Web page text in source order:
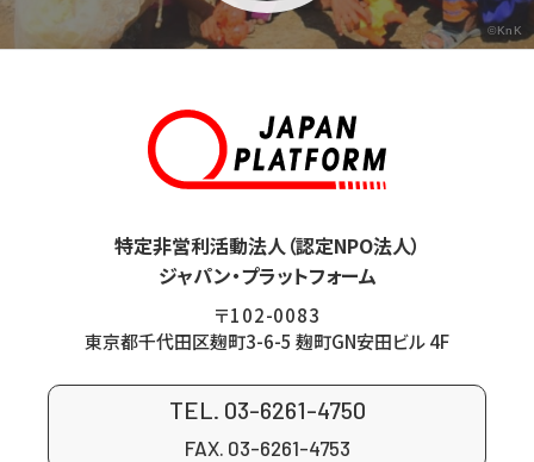
©KnK
特定非営利活動法人（認定NPO法人）
ジャパン・プラットフォーム
〒102-0083
東京都千代田区麹町3-6-5 麹町GN安田ビル 4F
TEL. 03-6261-4750
FAX. 03-6261-4753